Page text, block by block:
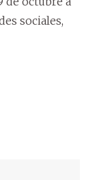
sociales,